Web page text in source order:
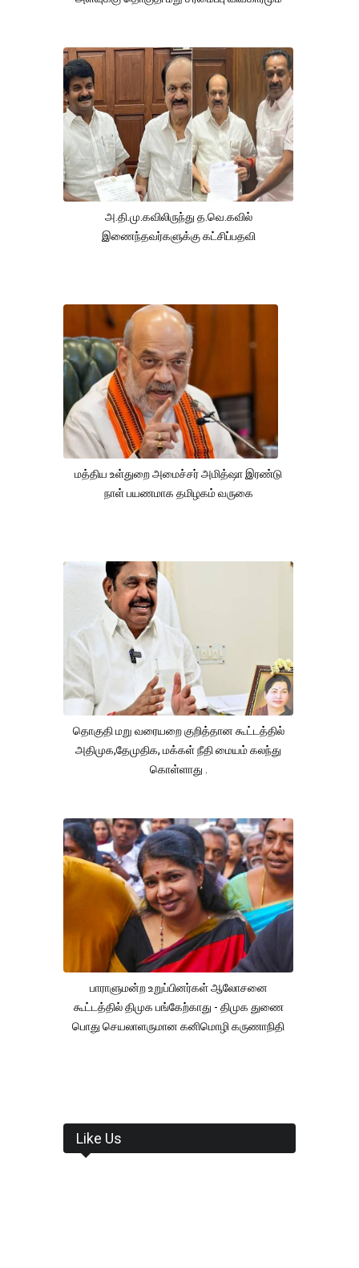
அ.தி.மு.கவிலிருந்து த.வெ.கவில்
இணைந்தவர்களுக்கு கட்சிப்பதவி
மத்திய உள்துறை அமைச்சர் அமித்ஷா இரண்டு
நாள் பயணமாக தமிழகம் வருகை
தொகுதி மறு வரையறை குறித்தான கூட்டத்தில்
அதிமுக,தேமுதிக, மக்கள் நீதி மையம் கலந்து
கொள்ளாது .
பாராளுமன்ற உறுப்பினர்கள் ஆலோசனை
கூட்டத்தில் திமுக பங்கேற்காது - திமுக துணை
பொது செயலாளருமான கனிமொழி கருணாநிதி
Like Us